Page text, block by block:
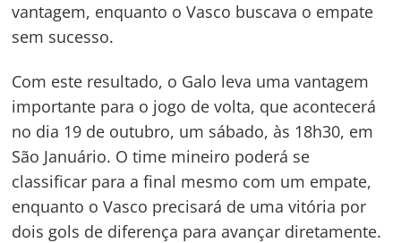
vantagem, enquanto o Vasco buscava o empate
sem sucesso.
Com este resultado, o Galo leva uma vantagem
importante para o jogo de volta, que acontecerá
no dia 19 de outubro, um sábado, às 18h30, em
São Januário. O time mineiro poderá se
classificar para a final mesmo com um empate,
enquanto o Vasco precisará de uma vitória por
dois gols de diferença para avançar diretamente.